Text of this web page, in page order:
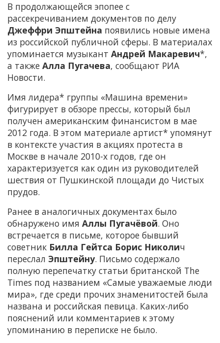
В продолжающейся эпопее с
рассекречиванием документов по делу
Джеффри Эпштейна появились новые имена
из российской публичной сферы. В материалах
упоминается музыкант Андрей Макаревич*,
а также Алла Пугачева, сообщают РИА
Новости.
Имя лидера* группы «Машина времени»
фигурирует в обзоре прессы, который был
получен американским финансистом в мае
2012 года. В этом материале артист* упомянут
в контексте участия в акциях протеста в
Москве в начале 2010-х годов, где он
характеризуется как один из руководителей
шествия от Пушкинской площади до Чистых
прудов.
Ранее в аналогичных документах было
обнаружено имя Аллы Пугачёвой. Оно
встречается в письме, которое бывший
советник Билла Гейтса Борис Николич
переслал Эпштейну. Письмо содержало
полную перепечатку статьи британской The
Times под названием «Самые уважаемые люди
мира», где среди прочих знаменитостей была
названа и российская певица. Каких-либо
пояснений или комментариев к этому
упоминанию в переписке не было.